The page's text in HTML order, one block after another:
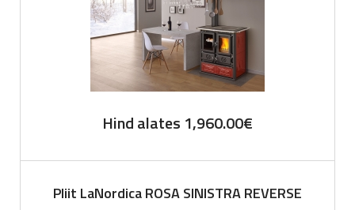
Hind alates 1,960.00€
Pliit LaNordica ROSA SINISTRA REVERSE